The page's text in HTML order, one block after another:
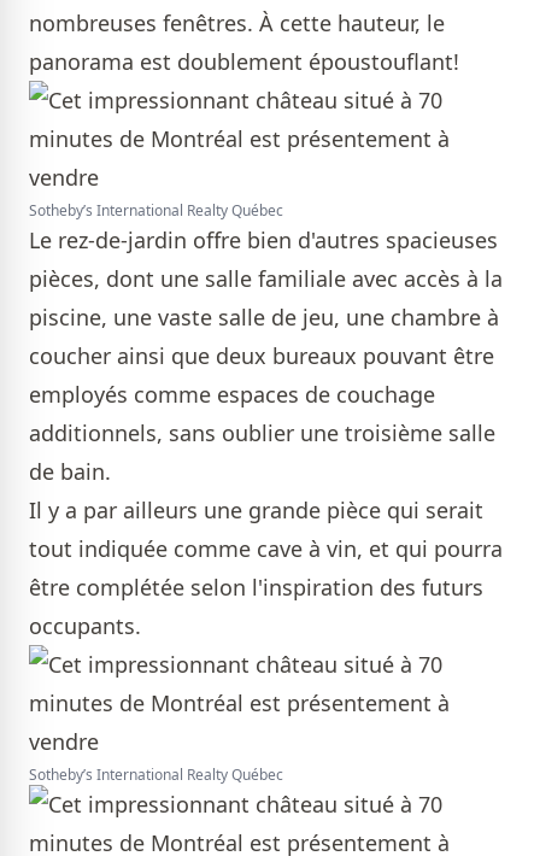
nombreuses fenêtres. À cette hauteur, le
panorama est doublement époustouflant!
Sotheby’s International Realty Québec
Le rez-de-jardin offre bien d'autres spacieuses
pièces, dont une salle familiale avec accès à la
piscine, une vaste salle de jeu, une chambre à
coucher ainsi que deux bureaux pouvant être
employés comme espaces de couchage
additionnels, sans oublier une troisième salle
de bain.
Il y a par ailleurs une grande pièce qui serait
tout indiquée comme cave à vin, et qui pourra
être complétée selon l'inspiration des futurs
occupants.
Sotheby’s International Realty Québec